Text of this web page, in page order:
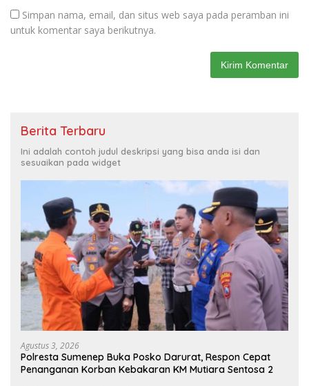
Simpan nama, email, dan situs web saya pada peramban ini
untuk komentar saya berikutnya.
Berita Terbaru
Ini adalah contoh judul deskripsi yang bisa anda isi dan
sesuaikan pada widget
Agustus 3, 2026
Polresta Sumenep Buka Posko Darurat, Respon Cepat
Penanganan Korban Kebakaran KM Mutiara Sentosa 2